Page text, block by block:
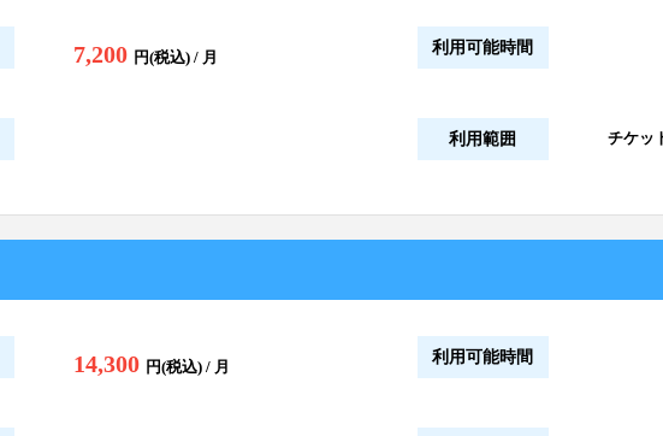
7,200 円(税込) / 月
利用可能時間
利用範囲 チケッ
14,300 円(税込) / 月
利用可能時間